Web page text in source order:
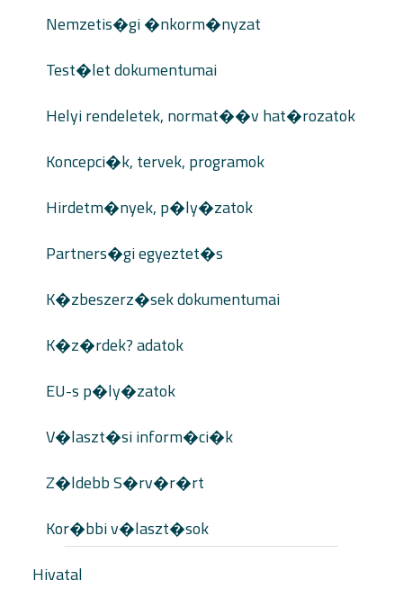
Nemzetis�gi �nkorm�nyzat
Test�let dokumentumai
Helyi rendeletek, normat��v hat�rozatok
Koncepci�k, tervek, programok
Hirdetm�nyek, p�ly�zatok
Partners�gi egyeztet�s
K�zbeszerz�sek dokumentumai
K�z�rdek? adatok
EU-s p�ly�zatok
V�laszt�si inform�ci�k
Z�ldebb S�rv�r�rt
Kor�bbi v�laszt�sok
Hivatal